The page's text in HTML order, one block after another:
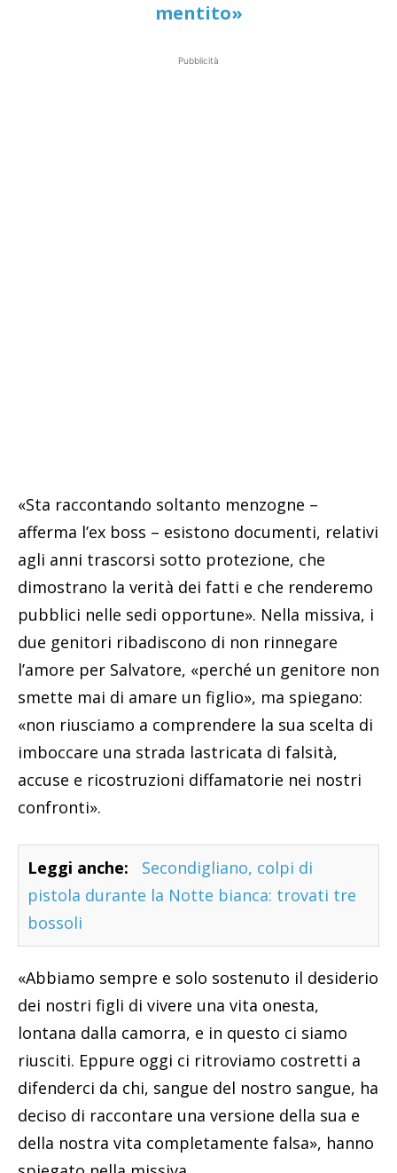
mentito»
Pubblicità
«Sta raccontando soltanto menzogne –
afferma l’ex boss – esistono documenti, relativi
agli anni trascorsi sotto protezione, che
dimostrano la verità dei fatti e che renderemo
pubblici nelle sedi opportune». Nella missiva, i
due genitori ribadiscono di non rinnegare
l’amore per Salvatore, «perché un genitore non
smette mai di amare un figlio», ma spiegano:
«non riusciamo a comprendere la sua scelta di
imboccare una strada lastricata di falsità,
accuse e ricostruzioni diffamatorie nei nostri
confronti».
Leggi anche:
Secondigliano, colpi di
pistola durante la Notte bianca: trovati tre
bossoli
«Abbiamo sempre e solo sostenuto il desiderio
dei nostri figli di vivere una vita onesta,
lontana dalla camorra, e in questo ci siamo
riusciti. Eppure oggi ci ritroviamo costretti a
difenderci da chi, sangue del nostro sangue, ha
deciso di raccontare una versione della sua e
della nostra vita completamente falsa», hanno